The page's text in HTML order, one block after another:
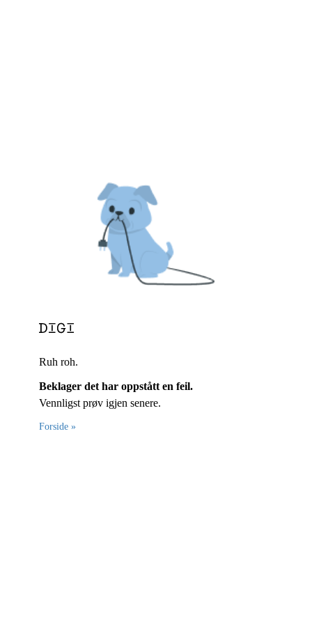
Ruh roh.
Beklager det har oppstått en feil.
Vennligst prøv igjen senere.
Forside »